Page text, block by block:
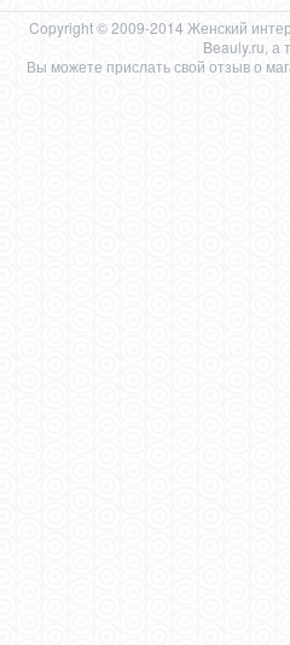
Copyright © 2009-2014 Женский
Beauly.ru, а
Вы можете прислать свой отзыв о